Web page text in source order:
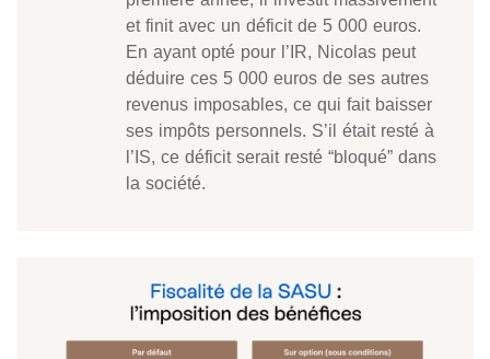
et finit avec un déficit de 5 000 euros.
En ayant opté pour l’IR, Nicolas peut
déduire ces 5 000 euros de ses autres
revenus imposables, ce qui fait baisser
ses impôts personnels. S’il était resté à
l’IS, ce déficit serait resté “bloqué” dans
la société.